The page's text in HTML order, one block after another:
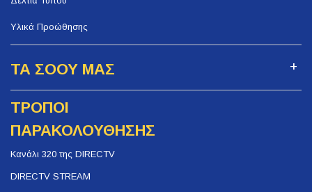
Υλικά Προώθησης
ΤΑ ΣΟΟΥ ΜΑΣ
ΤΡΟΠΟΙ
ΠΑΡΑΚΟΛΟΥΘΗΣΗΣ
Κανάλι 320 της DIRECTV
DIRECTV STREAM